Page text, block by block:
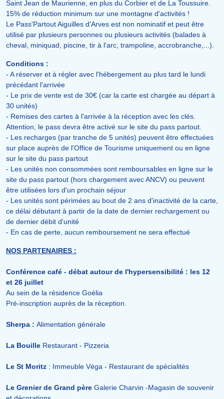
Saint Jean de Maurienne, en plus du Corbier et de La Toussuire.
15% de réduction minimum sur une montagne d'activités !
Le Pass'Partout Aiguilles d'Arves est non nominatif et peut être
utilisé par plusieurs personnes ou plusieurs activités (balades à
cheval, miniquad, piscine, tir à l'arc, trampoline, accrobranche,...).
Conditions :
- A réserver et à régler avec l'hébergement au plus tard le lundi
précédant l'arrivée
- Le prix de vente est de 30€ (car la carte est chargée au départ à
30 unités)
- Remises des cartes à l'arrivée à la réception avec les clés.
Attention, le pass devra être activé sur le site du pass partout.
- Les recharges (par tranche de 5 unités) peuvent être effectuées
sur place auprès de l'Office de Tourisme uniquement ou en ligne
sur le site du pass partout
- Les unités non consommées sont remboursables en ligne sur le
site du pass partout (hors chargement avec ANCV) ou peuvent
être utilisées lors d'un prochain séjour
- Les unités sont périmées au bout de 2 ans d'inactivité de la carte,
ce délai débutant à partir de la date de dernier rechargement ou
de dernier débit d'unité
- En cas de perte, aucun remboursement ne sera effectué
NOS PARTENAIRES :
Conférence café - débat autour de l'hypersensibilité : les 12
et 26 juillet
Au sein de la résidence Goélia
Pré-inscription auprès de la réception.
Sherpa : Alimentation générale
La Bouille Restaurant - Pizzeria
Le St Moritz : Immeuble Véga - Restaurant de spécialités
Le Grenier de Grand père Galerie Charvin -Magasin de souvenir